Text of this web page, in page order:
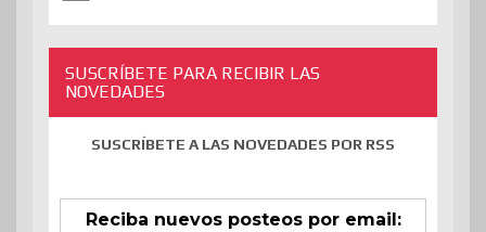
SUSCRÍBETE PARA RECIBIR LAS
NOVEDADES
SUSCRÍBETE A LAS NOVEDADES POR RSS
Reciba nuevos posteos por email: